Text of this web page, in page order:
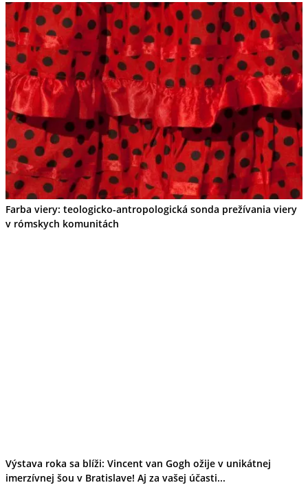
Farba viery: teologicko-antropologická sonda prežívania viery
v rómskych komunitách
Výstava roka sa blíži: Vincent van Gogh ožije v unikátnej
imerzívnej šou v Bratislave! Aj za vašej účasti...